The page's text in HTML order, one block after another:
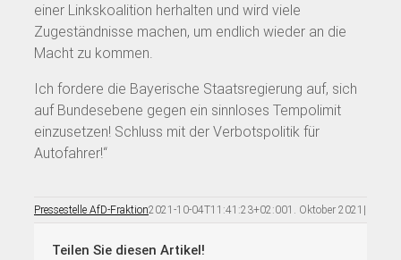
einer Linkskoalition herhalten und wird viele
Zugeständnisse machen, um endlich wieder an die
Macht zu kommen.
Ich fordere die Bayerische Staatsregierung auf, sich
auf Bundesebene gegen ein sinnloses Tempolimit
einzusetzen! Schluss mit der Verbotspolitik für
Autofahrer!“
Pressestelle AfD-Fraktion2021-10-04T11:41:23+02:001. Oktober 2021 |
Teilen Sie diesen Artikel!